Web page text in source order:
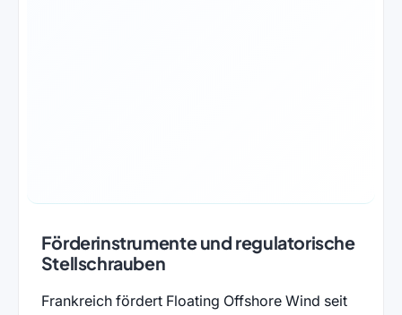
Förderinstrumente und regulatorische
Stellschrauben
Frankreich fördert Floating Offshore Wind seit